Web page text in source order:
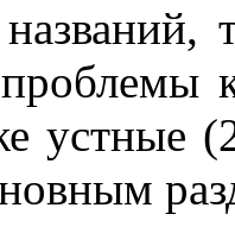
устные